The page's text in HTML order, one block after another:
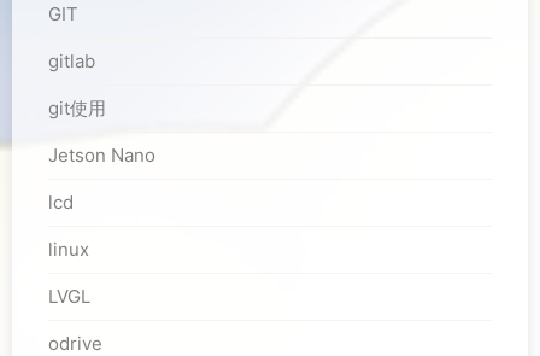
GIT
gitlab
git使用
Jetson Nano
lcd
linux
LVGL
odrive